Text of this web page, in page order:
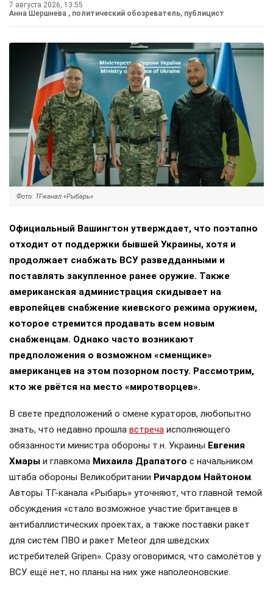
7 августа 2026, 13:55
Анна Шершнева , политический обозреватель, публицист
Фото: ТГ-канал «Рыбарь»
Официальный Вашингтон утверждает, что поэтапно
отходит от поддержки бывшей Украины, хотя и
продолжает снабжать ВСУ разведданными и
поставлять закупленное ранее оружие. Также
американская администрация скидывает на
европейцев снабжение киевского режима оружием,
которое стремится продавать всем новым
снабженцам. Однако часто возникают
предположения о возможном «сменщике»
американцев на этом позорном посту. Рассмотрим,
кто же рвётся на место «миротворцев».
В свете предположений о смене кураторов, любопытно
знать, что недавно прошла встреча исполняющего
обязанности министра обороны т.н. Украины Евгения
Хмары и главкома Михаила Драпатого с начальником
штаба обороны Великобритании Ричардом Найтоном.
Авторы ТГ-канала «Рыбарь» уточняют, что главной темой
обсуждения «стало возможное участие британцев в
антибаллистических проектах, а также поставки ракет
для систем ПВО и ракет Meteor для шведских
истребителей Gripen». Сразу оговоримся, что самолётов у
ВСУ ещё нет, но планы на них уже наполеоновские.